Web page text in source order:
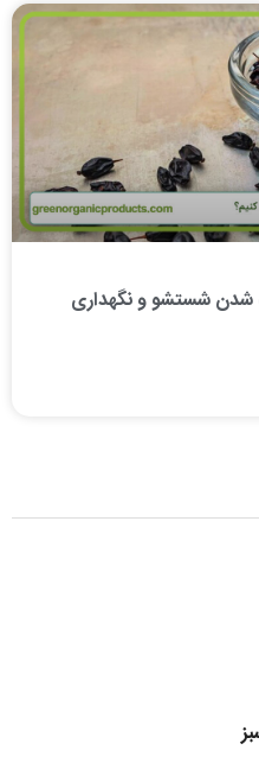
شدن شستشو و نگهداری